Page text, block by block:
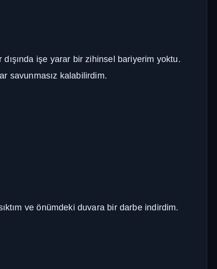
işe yarar bir zihinsel bariyerim yoktu.
savunmasız kalabilirdim.
ve önümdeki duvara bir darbe indirdim.